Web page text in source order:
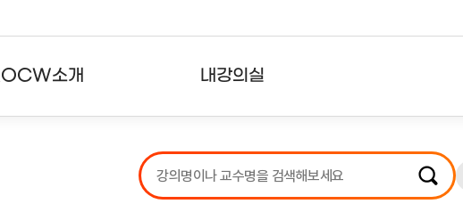
소개 내강의실
강의리스트
수강확인증강의